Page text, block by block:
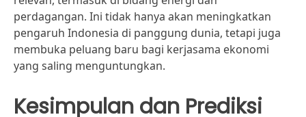
perdagangan. Ini tidak hanya akan meningkatkan
pengaruh Indonesia di panggung dunia, tetapi juga
membuka peluang baru bagi kerjasama ekonomi
yang saling menguntungkan.
Kesimpulan dan Prediksi